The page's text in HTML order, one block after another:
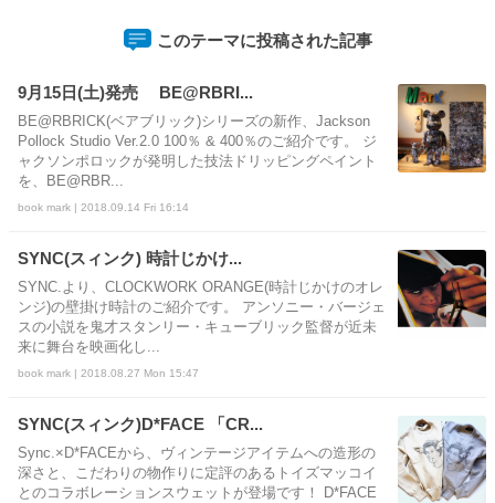
このテーマに投稿された記事
9月15日(土)発売 BE@RBRI...
BE@RBRICK(ベアブリック)シリーズの新作、Jackson
Pollock Studio Ver.2.0 100％ & 400％のご紹介です。 ジ
ャクソンポロックが発明した技法ドリッピングペイント
を、BE@RBR...
book mark | 2018.09.14 Fri 16:14
SYNC(スィンク) 時計じかけ...
SYNC.より、CLOCKWORK ORANGE(時計じかけのオレ
ンジ)の壁掛け時計のご紹介です。 アンソニー・バージェ
スの小説を鬼才スタンリー・キューブリック監督が近未
来に舞台を映画化し...
book mark | 2018.08.27 Mon 15:47
SYNC(スィンク)D*FACE 「CR...
Sync.×D*FACEから、ヴィンテージアイテムへの造形の
深さと、こだわりの物作りに定評のあるトイズマッコイ
とのコラボレーションスウェットが登場です！ D*FACE